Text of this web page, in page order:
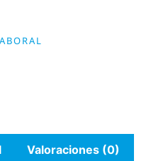
Valoraciones (0)